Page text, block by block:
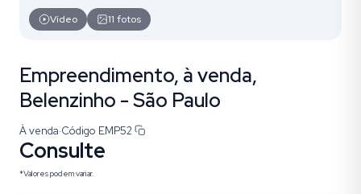
Vídeo 11 fotos
Empreendimento, à venda,
Belenzinho - São Paulo
À venda·Código EMP52
Consulte
*Valores podem variar.